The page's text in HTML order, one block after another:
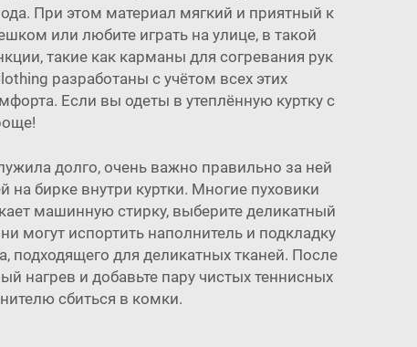
При этом материал мягкий и приятный к
или любите играть на улице, в такой
такие как карманы для согревания рук
разработаны с учётом всех этих
Если вы одеты в утеплённую куртку с
долго, очень важно правильно за ней
на бирке внутри куртки. Многие пуховики
машинную стирку, выберите деликатный
могут испортить наполнитель и подкладку
подходящего для деликатных тканей. После
нагрев и добавьте пару чистых теннисных
сбиться в комки.